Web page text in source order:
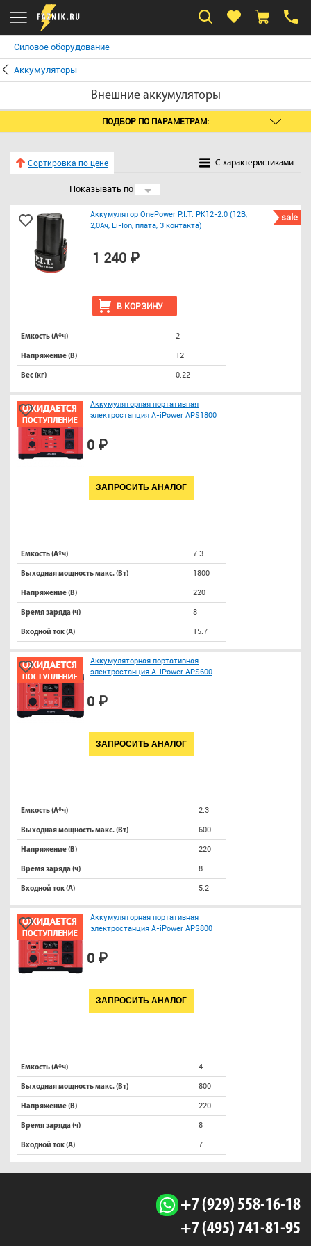
Силовое оборудование
Аккумуляторы
Внешние аккумуляторы
ПОДБОР ПО ПАРАМЕТРАМ:
Сортировка по цене C характеристиками
Показывать по 24
sale
Аккумулятор OnePower P.I.T. PK12-2.0 (12В,
2,0Ач, Li-Ion, плата, 3 контакта)
В КОРЗИНУ
1 240 ₽
Емкость (А*ч) 2
Напряжение (В) 12
Вес (кг) 0.22
Аккумуляторная портативная
электростанция A-iPower APS1800
0 ₽
ЗАПРОСИТЬ АНАЛОГ
Емкость (А*ч) 7.3
Выходная мощность макс. (Вт) 1800
Напряжение (В) 220
Время заряда (ч) 8
Входной ток (A) 15.7
Аккумуляторная портативная
электростанция A-iPower APS600
0 ₽
ЗАПРОСИТЬ АНАЛОГ
Емкость (А*ч) 2.3
Выходная мощность макс. (Вт) 600
Напряжение (В) 220
Время заряда (ч) 8
Входной ток (A) 5.2
Аккумуляторная портативная
электростанция A-iPower APS800
0 ₽
ЗАПРОСИТЬ АНАЛОГ
Емкость (А*ч) 4
Выходная мощность макс. (Вт) 800
Напряжение (В) 220
Время заряда (ч) 8
Входной ток (A) 7
+7 (929) 558-16-18
+7 (495) 741-81-95